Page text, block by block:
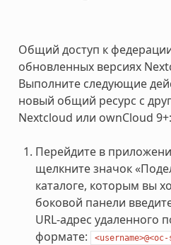
Общий доступ к
обновленных версиях
Выполните следующие
новый общий ресурс с
Nextcloud или ownCloud 9+:
Перейдите в
щелкните значок
каталоге, которым вы
боковой панели
URL-адрес удаленного
формате: